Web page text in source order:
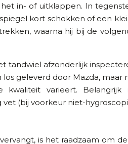
in- of uitklappen. In
kort schokken of een
waarna hij bij de
afzonderlijk
geleverd door Mazda,
kwaliteit varieert.
(bij voorkeur niet-
is het raadzaam om